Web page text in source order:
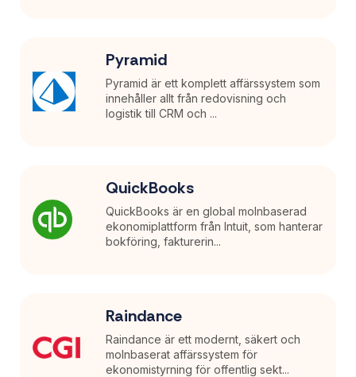
Pyramid
Pyramid är ett komplett affärssystem som
innehåller allt från redovisning och
logistik till CRM och ...
QuickBooks
QuickBooks är en global molnbaserad
ekonomiplattform från Intuit, som hanterar
bokföring, fakturerin...
Raindance
Raindance är ett modernt, säkert och
molnbaserat affärssystem för
ekonomistyrning för offentlig sekt...